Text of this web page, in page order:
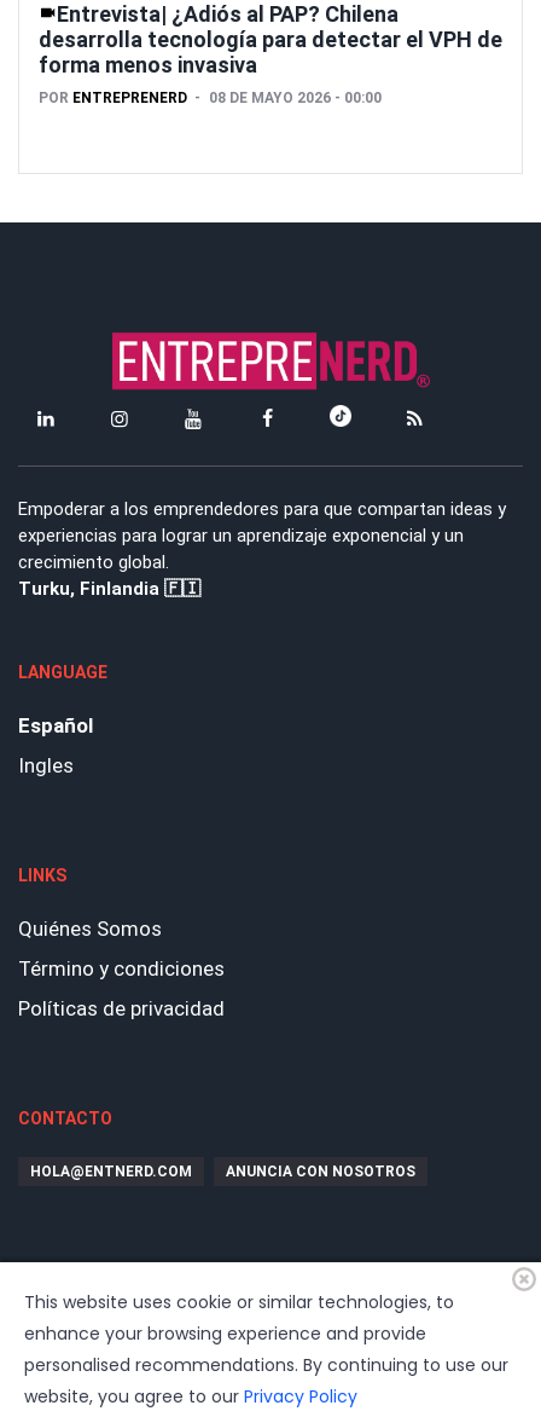
Entrevista| ¿Adiós al PAP? Chilena
desarrolla tecnología para detectar el VPH de
forma menos invasiva
POR ENTREPRENERD 08 DE MAYO 2026 - 00:00
Empoderar a los emprendedores para que compartan ideas y
experiencias para lograr un aprendizaje exponencial y un
crecimiento global.
Turku, Finlandia 🇫🇮
LANGUAGE
Español
Ingles
LINKS
Quiénes Somos
Término y condiciones
Políticas de privacidad
CONTACTO
HOLA@ENTNERD.COM ANUNCIA CON NOSOTROS
This website uses cookie or similar technologies, to
enhance your browsing experience and provide
personalised recommendations. By continuing to use our
website, you agree to our Privacy Policy